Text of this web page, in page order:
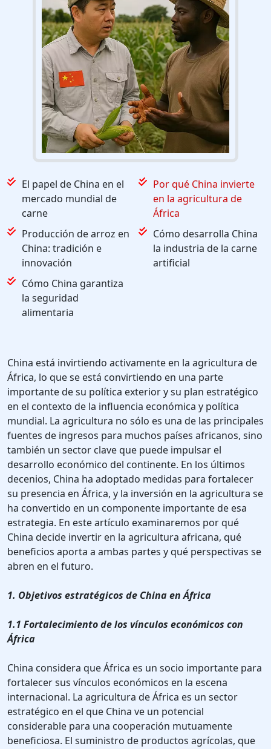
El papel de China en el
mercado mundial de
carne
Por qué China invierte
en la agricultura de
África
Producción de arroz en
China: tradición e
innovación
Cómo desarrolla China
la industria de la carne
artificial
Cómo China garantiza
la seguridad
alimentaria
China está invirtiendo activamente en la agricultura de
África, lo que se está convirtiendo en una parte
importante de su política exterior y su plan estratégico
en el contexto de la influencia económica y política
mundial. La agricultura no sólo es una de las principales
fuentes de ingresos para muchos países africanos, sino
también un sector clave que puede impulsar el
desarrollo económico del continente. En los últimos
decenios, China ha adoptado medidas para fortalecer
su presencia en África, y la inversión en la agricultura se
ha convertido en un componente importante de esa
estrategia. En este artículo examinaremos por qué
China decide invertir en la agricultura africana, qué
beneficios aporta a ambas partes y qué perspectivas se
abren en el futuro.
1. Objetivos estratégicos de China en África
1.1 Fortalecimiento de los vínculos económicos con
África
China considera que África es un socio importante para
fortalecer sus vínculos económicos en la escena
internacional. La agricultura de África es un sector
estratégico en el que China ve un potencial
considerable para una cooperación mutuamente
beneficiosa. El suministro de productos agrícolas, que